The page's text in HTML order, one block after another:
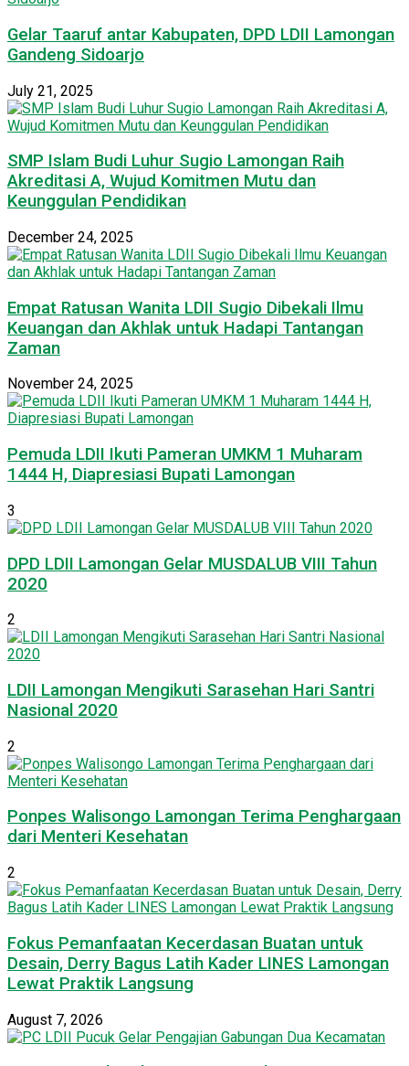
Gelar Taaruf antar Kabupaten, DPD LDII Lamongan
Gandeng Sidoarjo
July 21, 2025
SMP Islam Budi Luhur Sugio Lamongan Raih
Akreditasi A, Wujud Komitmen Mutu dan
Keunggulan Pendidikan
December 24, 2025
Empat Ratusan Wanita LDII Sugio Dibekali Ilmu
Keuangan dan Akhlak untuk Hadapi Tantangan
Zaman
November 24, 2025
Pemuda LDII Ikuti Pameran UMKM 1 Muharam
1444 H, Diapresiasi Bupati Lamongan
3
DPD LDII Lamongan Gelar MUSDALUB VIII Tahun
2020
2
LDII Lamongan Mengikuti Sarasehan Hari Santri
Nasional 2020
2
Ponpes Walisongo Lamongan Terima Penghargaan
dari Menteri Kesehatan
2
Fokus Pemanfaatan Kecerdasan Buatan untuk
Desain, Derry Bagus Latih Kader LINES Lamongan
Lewat Praktik Langsung
August 7, 2026